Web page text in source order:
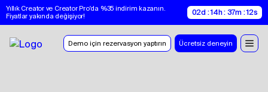
Yıllık Creator ve Creator Pro'da %35 indirim kazanın.
Fiyatlar yakında değişiyor!
02d : 14h : 37m : 11s
Demo için rezervasyon yaptırın Ücretsiz deneyin